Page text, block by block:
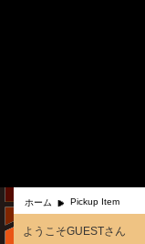
ホーム Pickup Item
ようこそGUESTさん